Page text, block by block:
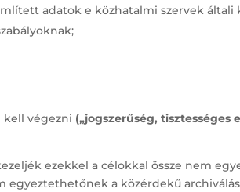
adatok e közhatalmi szervek általi
kell végezni („jogszerűség, tisztességes
ezekkel a célokkal össze nem
egyeztethetőnek a közérdekű